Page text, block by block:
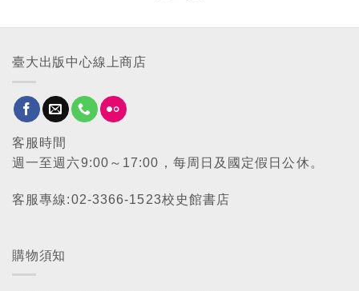
臺大出版中心線上商店
客服時間
週一至週六9:00～17:00，每周日及國定假日公休。
客服專線:02-3366-1523校史館書店
購物須知